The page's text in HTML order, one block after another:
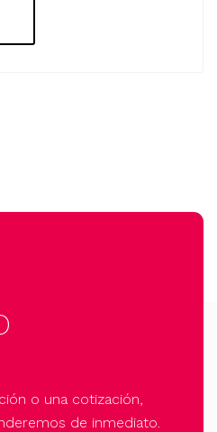
o una cotización,
de inmediato.